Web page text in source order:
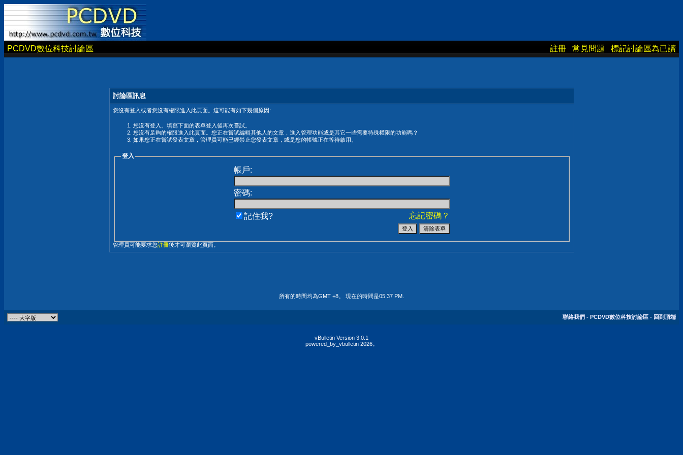
PCDVD數位科技討論區 註冊 常見問題 標記討論區為已讀
討論區訊息
您沒有登入或者您沒有權限進入此頁面。這可能有如下幾個原因:
您沒有登入。填寫下面的表單登入後再次嘗試。
您沒有足夠的權限進入此頁面。您正在嘗試編輯其他人的文章，進入管理功能或是其它一些需要特殊權限的功能嗎？
如果您正在嘗試發表文章，管理員可能已經禁止您發表文章，或是您的帳號正在等待啟用。
登入
帳戶:
密碼:
忘記密碼？
記住我?
管理員可能要求您註冊後才可瀏覽此頁面。
所有的時間均為GMT +8。 現在的時間是05:37 PM
聯絡我們 - PCDVD數位科技討論區 - 回到頂端
vBulletin Version 3.0.1
powered_by_vbulletin 2026。